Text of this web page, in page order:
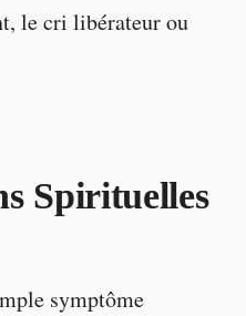
le cri libérateur ou
Spirituelles
symptôme